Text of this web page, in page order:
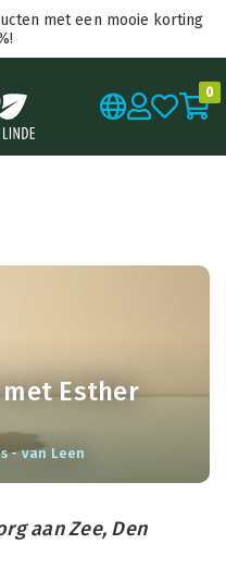
met een mooie korting
0
Esther
- van Leen
aan Zee, Den